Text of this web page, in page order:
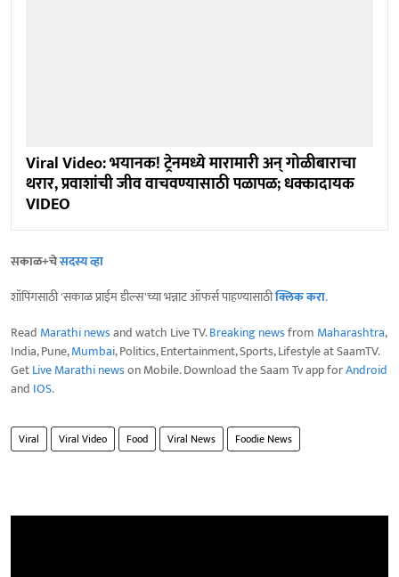
Viral Video: भयानक! ट्रेनमध्ये मारामारी अन् गोळीबाराचा
थरार, प्रवाशांची जीव वाचवण्यासाठी पळापळ; धक्कादायक
VIDEO
सकाळ+चेसदस्य व्हा
शॉपिंगसाठी 'सकाळ प्राईम डील्स'च्या भन्नाट ऑफर्स पाहण्यासाठीक्लिक करा.
Read Marathi newsand watch Live TV.Breaking newsfrom Maharashtra,
India, Pune,Mumbai, Politics, Entertainment, Sports, Lifestyle at SaamTV.
GetLive Marathi newson Mobile. Download the Saam Tv app forAndroid
and IOS.
Viral Viral Video Food Viral News Foodie News